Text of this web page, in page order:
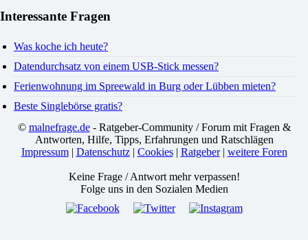
Interessante Fragen
Was koche ich heute?
Datendurchsatz von einem USB-Stick messen?
Ferienwohnung im Spreewald in Burg oder Lübben mieten?
Beste Singlebörse gratis?
© malnefrage.de- Ratgeber-Community / Forum mit Fragen &
Antworten, Hilfe, Tipps, Erfahrungen und Ratschlägen
Impressum| Datenschutz| Cookies| Ratgeber| weitere Foren
Keine Frage / Antwort mehr verpassen!
Folge uns in den Sozialen Medien